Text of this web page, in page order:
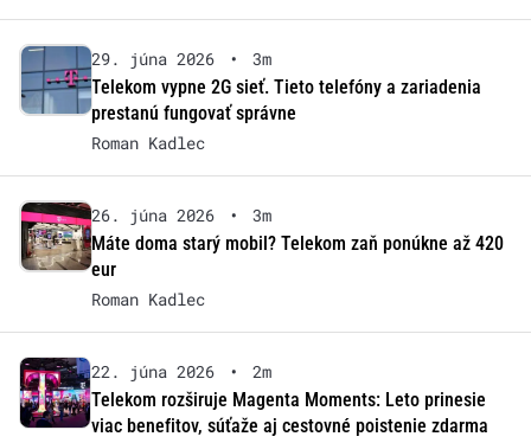
29. júna 2026 •
3m
Telekom vypne 2G sieť. Tieto telefóny a zariadenia
prestanú fungovať správne
Roman Kadlec
26. júna 2026 •
3m
Máte doma starý mobil? Telekom zaň ponúkne až 420
eur
Roman Kadlec
22. júna 2026 •
2m
Telekom rozširuje Magenta Moments: Leto prinesie
viac benefitov, súťaže aj cestovné poistenie zdarma